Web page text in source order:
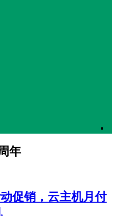
年
促销，云主机月付